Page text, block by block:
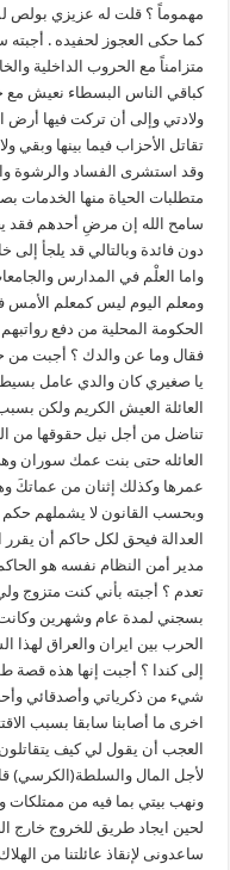
مهموماً ؟ قلت له عزيزي بولص
كما حكى العجوز لحفيده .
متزامناً مع الحروب الداخلية
كباقي الناس البسطاء نعيش
ولادتي وإلى أن تركت فيها أرض
تقاتل الأحزاب فيما بينها وبقي
وقد استشرى الفساد والرشوة
متطلبات الحياة منها الخدمات
سامح الله إن مرضِ أحدهم فقد
دون فائدة وبالتالي قد يلجأ
واما العلْم في المدارس
ومعلم اليوم ليس كمعلم
الحكومة المحلية من دفع
فقال وما عن والدك ؟ أجبت من
يا صغيري كان والدي عامل
العائلة العيش الكريم ولكن
تناضل من أجل نيل حقوقها من
العائله حتى بنت عمك سوران
عمرها وكذلك إثنان من عماتكَ
وبحسب القانون لا يشملهم حكم
العدالة فيحق لكل حاكم أن يقرر
مدير أمن النظام نفسه هو
تعدم ؟ أجبته بأني كنت متزوج
بسجني لمدة عام وشهرين
الحرب بين ايران والعراق لهذا
إلى كندا ؟ أجبت إنها هذه
شيء من ذكرياتي وأصدقائي
اخرى ما أصابنا سابقا بسبب
العجب أن يقول لي كيف
لأجل المال والسلطة(الكرسي)
ونهب بيتي بما فيه من ممتلكات
لحين ايجاد طريق للخروج خارج
ساعدونى لإنقاذ عائلتنا من